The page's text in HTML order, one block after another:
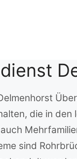
die in
sind